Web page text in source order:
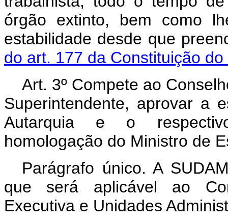
órgão extinto, bem como
estabilidade desde que
do art. 177 da Constituição do
Art. 3º Compete ao
Superintendente, aprovar a
Autarquia e o
homologação do Ministro de
Parágrafo único. A
que será aplicável ao
Executiva e Unidades